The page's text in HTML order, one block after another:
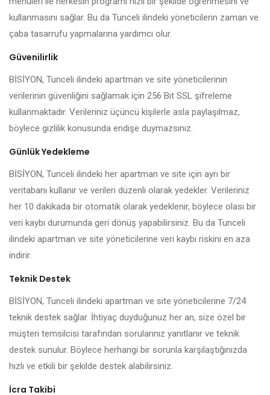
kullanmasını sağlar. Bu da Tunceli ilindeki yöneticilerin zaman ve
çaba tasarrufu yapmalarına yardımcı olur.
Güvenilirlik
BİSİYON, Tunceli ilindeki apartman ve site yöneticilerinin
verilerinin güvenliğini sağlamak için 256 Bit SSL şifreleme
kullanmaktadır. Verileriniz üçüncü kişilerle asla paylaşılmaz,
böylece gizlilik konusunda endişe duymazsınız.
Günlük Yedekleme
BİSİYON, Tunceli ilindeki her apartman ve site için ayrı bir
veritabanı kullanır ve verileri düzenli olarak yedekler. Verileriniz
her 10 dakikada bir otomatik olarak yedeklenir, böylece olası bir
veri kaybı durumunda geri dönüş yapabilirsiniz. Bu da Tunceli
ilindeki apartman ve site yöneticilerine veri kaybı riskini en aza
indirir.
Teknik Destek
BİSİYON, Tunceli ilindeki apartman ve site yöneticilerine 7/24
teknik destek sağlar. İhtiyaç duyduğunuz her an, size özel bir
müşteri temsilcisi tarafından sorularınız yanıtlanır ve teknik
destek sunulur. Böylece herhangi bir sorunla karşılaştığınızda
hızlı ve etkili bir şekilde destek alabilirsiniz.
İcra Takibi